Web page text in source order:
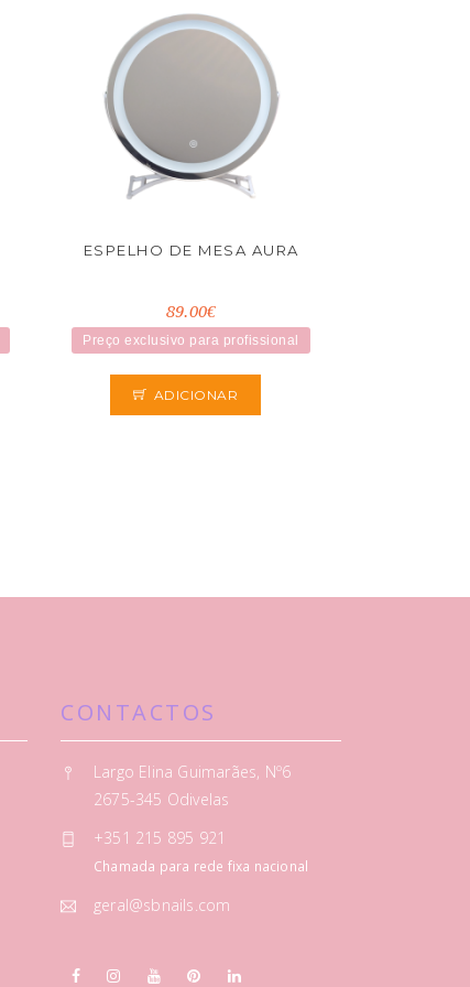
ESPELHO DE MESA AURA
89.00€
Preço exclusivo para profissional
ADICIONAR
CONTACTOS
Largo Elina Guimarães, Nº6
2675-345 Odivelas
+351 215 895 921
Chamada para rede fixa nacional
geral@sbnails.com